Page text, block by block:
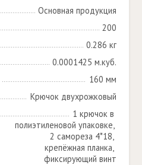
Основная продукция
200
0.286 кг
0.0001425 м.куб.
160 мм
Крючок двухрожковый
1 крючок в
полиэтиленовой упаковке,
2 самореза 4*18,
крепёжная планка,
фиксирующий винт